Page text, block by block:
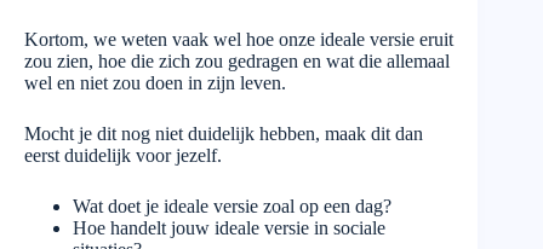
Kortom, we weten vaak wel hoe onze ideale versie eruit
zou zien, hoe die zich zou gedragen en wat die allemaal
wel en niet zou doen in zijn leven.
Mocht je dit nog niet duidelijk hebben, maak dit dan
eerst duidelijk voor jezelf.
Wat doet je ideale versie zoal op een dag?
Hoe handelt jouw ideale versie in sociale